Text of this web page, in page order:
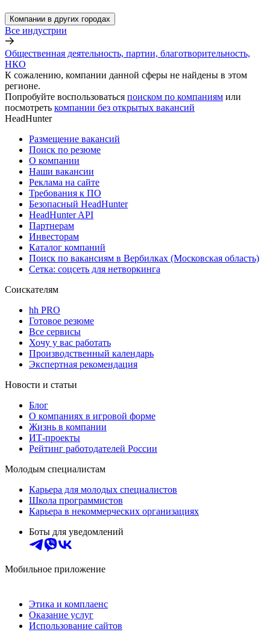
Компании в других городах
Все индустрии
Общественная деятельность, партии, благотворительность,
НКО
К сожалению, компании данной сферы не найдены в этом
регионе.
Попробуйте воспользоваться поиском по компаниям или
посмотреть компании без открытых вакансий
HeadHunter
Размещение вакансий
Поиск по резюме
О компании
Наши вакансии
Реклама на сайте
Требования к ПО
Безопасный HeadHunter
HeadHunter API
Партнерам
Инвесторам
Каталог компаний
Поиск по вакансиям в Вербилках (Московская область)
Сетка: соцсеть для нетворкинга
Соискателям
hh PRO
Готовое резюме
Все сервисы
Хочу у вас работать
Производственный календарь
Экспертная рекомендация
Новости и статьи
Блог
О компаниях в игровой форме
Жизнь в компании
ИТ-проекты
Рейтинг работодателей России
Молодым специалистам
Карьера для молодых специалистов
Школа программистов
Карьера в некоммерческих организациях
Боты для уведомлений
Мобильное приложение
Этика и комплаенс
Оказание услуг
Использование сайтов